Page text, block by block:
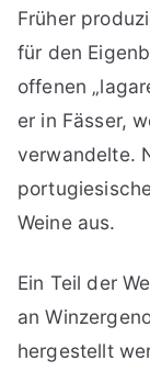
Früher
für den
offenen
er in Fässer,
verwandelte.
Weine aus.
Ein Teil der
an
hergestellt